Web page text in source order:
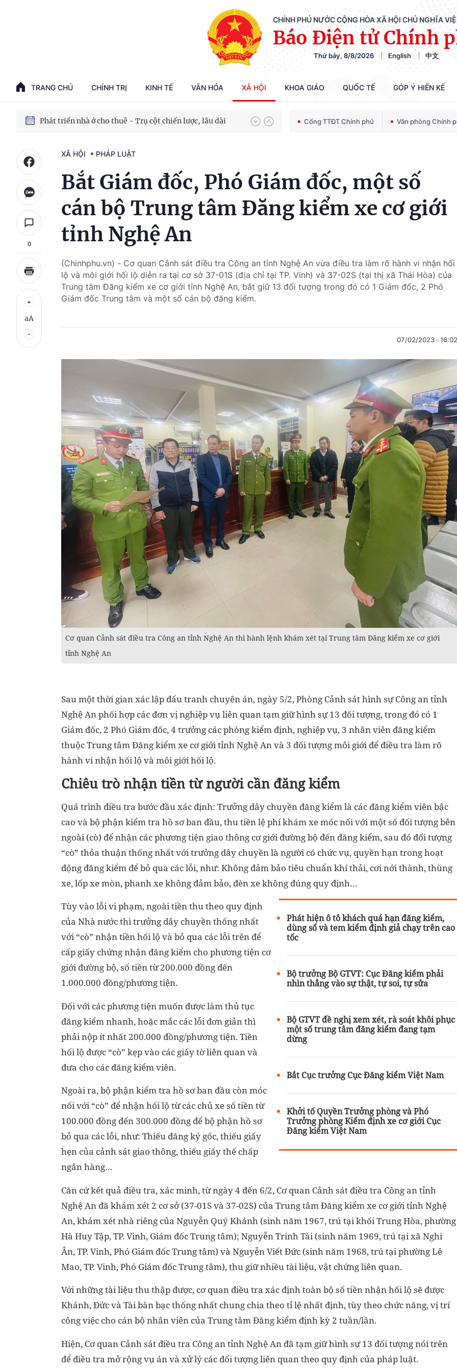
CHÍNH PHỦ NƯỚC CỘNG HÒA XÃ HỘI CHỦ NGHĨA
Báo Điện tử Chính
Thứ bảy, 8/8/2026 English 中文
TRANG CHỦ CHÍNH TRỊ KINH TẾ VĂN HÓA XÃ HỘI KHOA GIÁO QUỐC TẾ GÓP Ý HIẾN KẾ
Phát triển kinh tế nhà nước trong kỷ nguyên mới
Chiến dịch 500 ngày đêm tìm kiếm, quy tập và xác định danh tính hài cốt liệt sĩ
Bảo vệ nền tảng tư tưởng của Đảng trong kỷ nguyên phát triển mới
Phát triển nhà ở cho thuê - Trụ cột chiến lược, lâu dài Cổng TTĐT Chính phủ Văn phòng Chính
0
aA
XÃ HỘI PHÁP LUẬT
Bắt Giám đốc, Phó Giám đốc, một số
cán bộ Trung tâm Đăng kiểm xe cơ giới
tỉnh Nghệ An
(Chinhphu.vn) - Cơ quan Cảnh sát điều tra Công an tỉnh Nghệ An vừa điều tra làm rõ hành vi nhận hối
lộ và môi giới hối lộ diễn ra tại cơ sở 37-01S (địa chỉ tại TP. Vinh) và 37-02S (tại thị xã Thái Hòa) của
Trung tâm Đăng kiểm xe cơ giới tỉnh Nghệ An, bắt giữ 13 đối tượng trong đó có 1 Giám đốc, 2 Phó
Giám đốc Trung tâm và một số cán bộ đăng kiểm.
07/02/2023 16:02
Cơ quan Cảnh sát điều tra Công an tỉnh Nghệ An thi hành lệnh khám xét tại Trung tâm Đăng kiểm xe cơ giới
tỉnh Nghệ An
Sau một thời gian xác lập đấu tranh chuyên án, ngày 5/2, Phòng Cảnh sát hình sự Công an tỉnh
Nghệ An phối hợp các đơn vị nghiệp vụ liên quan tạm giữ hình sự 13 đối tượng, trong đó có 1
Giám đốc, 2 Phó Giám đốc, 4 trưởng các phòng kiểm định, nghiệp vụ, 3 nhân viên đăng kiểm
thuộc Trung tâm Đăng kiểm xe cơ giới tỉnh Nghệ An và 3 đối tượng môi giới để điều tra làm rõ
hành vi nhận hối lộ và môi giới hối lộ.
Chiêu trò nhận tiền từ người cần đăng kiểm
Quá trình điều tra bước đầu xác định: Trưởng dây chuyền đăng kiểm là các đăng kiểm viên bậc
cao và bộ phận kiểm tra hồ sơ ban đầu, thu tiền lệ phí khám xe móc nối với một số đối tượng bên
ngoài (cò) để nhận các phương tiện giao thông cơ giới đường bộ đến đăng kiểm, sau đó đối tượng
“cò” thỏa thuận thống nhất với trưởng dây chuyền là người có chức vụ, quyền hạn trong hoạt
động đăng kiểm để bỏ qua các lỗi, như: Không đảm bảo tiêu chuẩn khí thải, cơi nới thành, thùng
xe, lốp xe mòn, phanh xe không đảm bảo, đèn xe không đúng quy định…
Phát hiện ô tô khách quá hạn đăng kiểm,
dùng sổ và tem kiểm định giả chạy trên cao
tốc
Bộ trưởng Bộ GTVT: Cục Đăng kiểm phải
nhìn thẳng vào sự thật, tự soi, tự sửa
Bộ GTVT đề nghị xem xét, rà soát khôi phục
một số trung tâm đăng kiểm đang tạm
dừng
Bắt Cục trưởng Cục Đăng kiểm Việt Nam
Khởi tố Quyền Trưởng phòng và Phó
Trưởng phòng Kiểm định xe cơ giới Cục
Đăng kiểm Việt Nam
Tùy vào lỗi vi phạm, ngoài tiền thu theo quy định
của Nhà nước thì trưởng dây chuyền thống nhất
với “cò” nhận tiền hối lộ và bỏ qua các lỗi trên để
cấp giấy chứng nhận đăng kiểm cho phương tiện cơ
giới đường bộ, số tiền từ 200.000 đồng đến
1.000.000 đồng/phương tiện.
Đối với các phương tiện muốn được làm thủ tục
đăng kiểm nhanh, hoặc mắc các lỗi đơn giản thì
phải nộp ít nhất 200.000 đồng/phương tiện. Tiền
hối lộ được “cò” kẹp vào các giấy tờ liên quan và
đưa cho các đăng kiểm viên.
Ngoài ra, bộ phận kiểm tra hồ sơ ban đầu còn móc
nối với “cò” để nhận hối lộ từ các chủ xe số tiền từ
100.000 đồng đến 300.000 đồng để bộ phận hồ sơ
bỏ qua các lỗi, như: Thiếu đăng ký gốc, thiếu giấy
hẹn của cảnh sát giao thông, thiếu giấy thế chấp
ngân hàng…
Căn cứ kết quả điều tra, xác minh, từ ngày 4 đến 6/2, Cơ quan Cảnh sát điều tra Công an tỉnh
Nghệ An đã khám xét 2 cơ sở (37-01S và 37-02S) của Trung tâm Đăng kiểm xe cơ giới tỉnh Nghệ
An, khám xét nhà riêng của Nguyễn Quý Khánh (sinh năm 1967, trú tại khối Trung Hòa, phường
Hà Huy Tập, TP. Vinh, Giám đốc Trung tâm); Nguyễn Trinh Tài (sinh năm 1969, trú tại xã Nghi
Ân, TP. Vinh, Phó Giám đốc Trung tâm) và Nguyễn Viết Đức (sinh năm 1968, trú tại phường Lê
Mao, TP. Vinh, Phó Giám đốc Trung tâm), thu giữ nhiều tài liệu, vật chứng liên quan.
Với những tài liệu thu thập được, cơ quan điều tra xác định toàn bộ số tiền nhận hối lộ sẽ được
Khánh, Đức và Tài bàn bạc thống nhất chung chia theo tỉ lệ nhất định, tùy theo chức năng, vị trí
công việc cho cán bộ nhân viên của Trung tâm Đăng kiểm định kỳ 2 tuần/lần.
Hiện, Cơ quan Cảnh sát điều tra Công an tỉnh Nghệ An đã tạm giữ hình sự 13 đối tượng nói trên
để điều tra mở rộng vụ án và xử lý các đối tượng liên quan theo quy định của pháp luật.